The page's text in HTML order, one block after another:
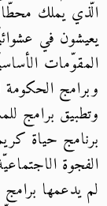
الّذي يملك
يعيشون في
المقوّمات
وبرامج
وتطبيق برامج
برنامج حياة
الفجوة
لم يدعمها برامج